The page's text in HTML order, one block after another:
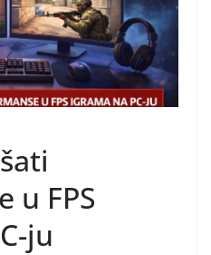
u FPS
ju